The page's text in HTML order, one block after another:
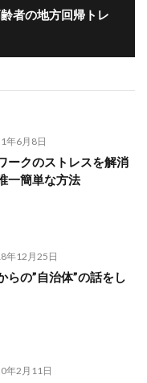
者の地方回帰トレ
年6月8日
ークのストレスを解消
一簡単な方法
年12月25日
らの”自治体”の話をし
年2月11日